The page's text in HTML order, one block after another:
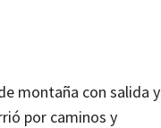
montaña con salida y
por caminos y